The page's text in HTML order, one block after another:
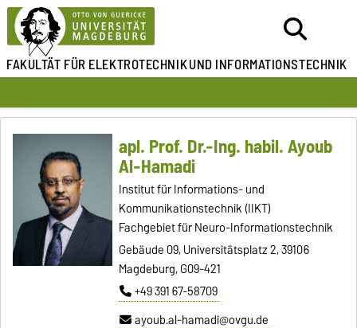
FAKULTÄT FÜR ELEKTROTECHNIKUND INFORMATIONSTECHNIK
apl. Prof. Dr.-Ing. habil. Ayoub
Al-Hamadi
Institut für Informations- und
Kommunikationstechnik (IIKT)
Fachgebiet für Neuro-Informationstechnik
Gebäude 09, Universitätsplatz 2, 39106
Magdeburg, G09-421
+49 391 67-58709
ayoub.al-hamadi@ovgu.de